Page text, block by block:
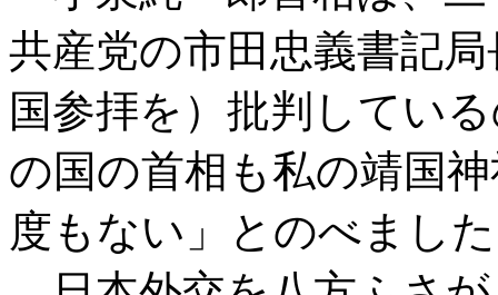
共産党の市田忠義書記
国参拝を）批判してい
の国の首相も私の靖国
度もない」とのべまし